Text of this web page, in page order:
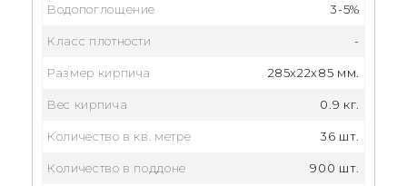
Водопоглощение 3-5%
Класс плотности -
Размер кирпича 285x22x85 мм.
Вес кирпича 0.9 кг.
Количество в кв. метре 36 шт.
Количество в поддоне 900 шт.